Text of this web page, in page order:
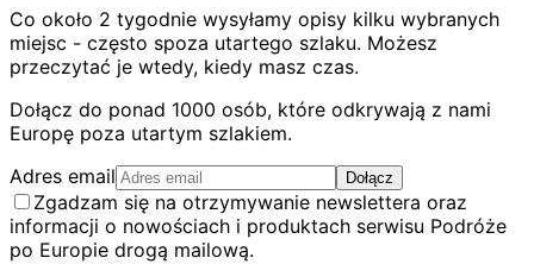
Co około 2 tygodnie wysyłamy opisy kilku wybranych
miejsc - często spoza utartego szlaku. Możesz
przeczytać je wtedy, kiedy masz czas.
Dołącz do ponad 1000 osób, które odkrywają z nami
Europę poza utartym szlakiem.
Adres email
Dołącz
Zgadzam się na otrzymywanie newslettera oraz
informacji o nowościach i produktach serwisu Podróże
po Europie drogą mailową.